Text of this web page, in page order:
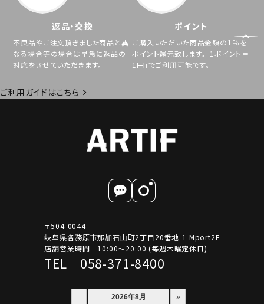
返品・交換
不良品やご注文頂きました商品と異
なる場合等の場合は早急に返品の
対応をさせていただきます。
ポイント
ご購入いただいた商品金額の1％を
ポイント還元致します。「1ポイント＝
1円」でご利用可能です。
ご利用ガイドはこちら
〒504-0044
岐阜県各務原市那加石山町2丁目20番地-1 Mport2F
店舗営業時間 10:00～20:00 (毎週木曜定休日)
TEL 058-371-8400